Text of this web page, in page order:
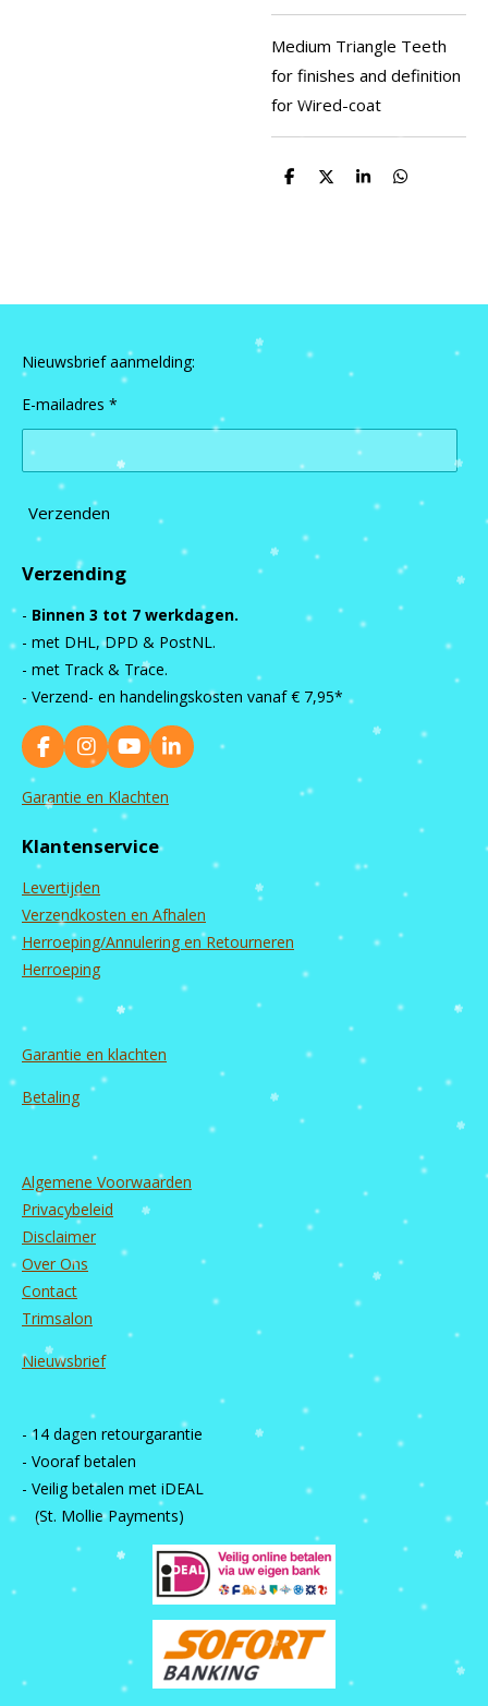
Medium Triangle Teeth
for finishes and definition
for Wired-coat
D
D
S
D
Nieuwsbrief aanmelding:
E-mailadres *
Verzenden
Verzending
- Binnen 3 tot 7 werkdagen.
- met DHL, DPD & PostNL.
- met Track & Trace.
- Verzend- en handelingskosten vanaf € 7,95*
F
a
c
e
o
k
I
n
s
a
g
a
m
Y
o
u
T
b
L
i
Garantie en Klachten
Klantenservice
Levertijden
Verzendkosten en Afhalen
Herroeping/Annulering en Retourneren
Herroeping
Garantie en klachten
Betaling
Algemene Voorwaarden
Privacybeleid
Disclaimer
Over Ons
Contact
Trimsalon
Nieuwsbrief
- 14 dagen retourgarantie
- Vooraf betalen
- Veilig betalen met iDEAL
(St. Mollie Payments)